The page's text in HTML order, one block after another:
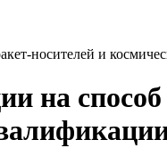
носителей и
на